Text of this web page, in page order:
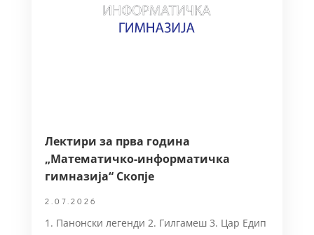
Лектири за прва година
„Математичко-информатичка
гимназија“ Скопје
2.07.2026
1. Панонски легенди 2. Гилгамеш 3. Цар Едип